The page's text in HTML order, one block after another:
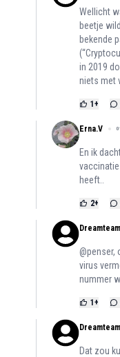
Wellicht
beetje
bekende
in 2019
niets met
1+
Erna.V
En ik
heeft..
2+
Dreamteam
@penser,
virus
nummer
1+
Dreamteam
Dat zou